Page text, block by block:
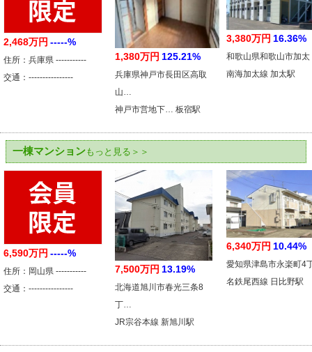
2,468万円 -----%
住所：兵庫県 -----------
交通：----------------
1,380万円 125.21%
兵庫県神戸市長田区高取
山…
神戸市営地下… 板宿駅
3,380万円 16.36%
和歌山県和歌山市加太
南海加太線 加太駅
一棟マンションもっと見る＞＞
6,590万円 -----%
住所：岡山県 -----------
交通：----------------
7,500万円 13.19%
北海道旭川市春光三条8
丁…
JR宗谷本線 新旭川駅
6,340万円 10.44%
愛知県津島市永楽町4
名鉄尾西線 日比野駅